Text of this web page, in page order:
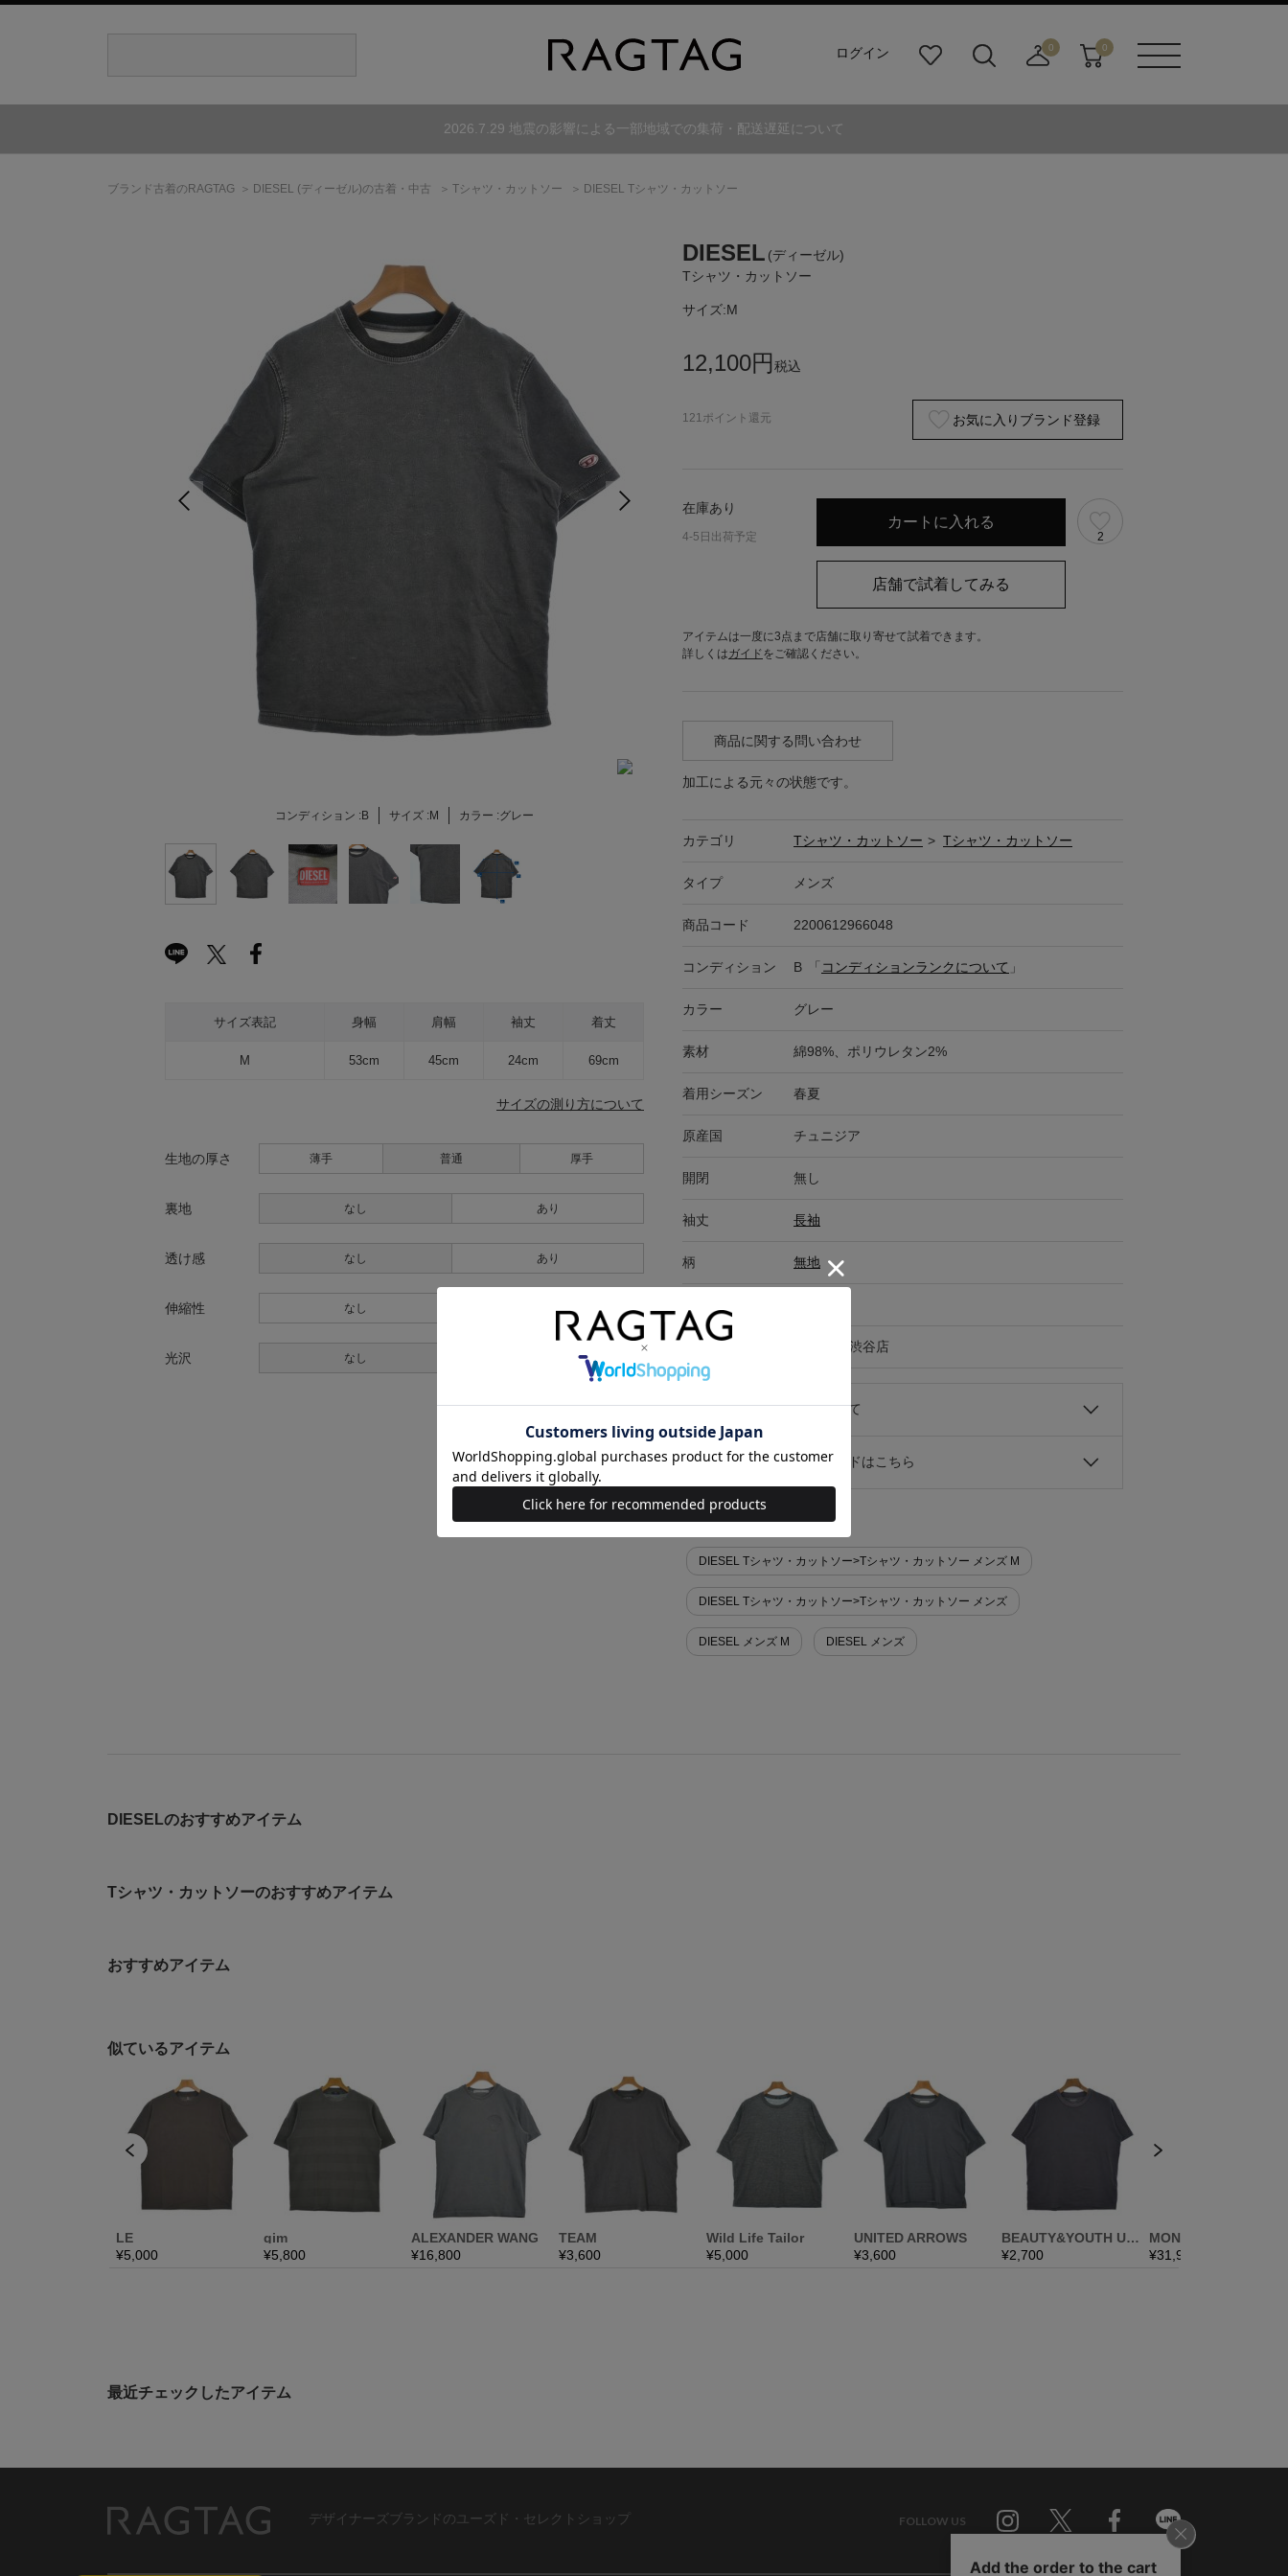
ログイン
り
ダ
0
寄
0
2026.7.29 地震の影響による一部地域での集荷・配送遅延について
ブランド古着のRAGTAG DIESEL (ディーゼル)の古着・中古 Tシャツ・カットソー DIESEL Tシャツ・カットソー
コンディション :B サイズ :M カラー :グレー
サイズ表記 身幅 肩幅 袖丈 着丈
M 53cm 45cm 24cm 69cm
サイズの測り方について
生地の厚さ 薄手 普通 厚手
裏地 なし あり
透け感 なし あり
伸縮性 なし あり
光沢 なし
DIESEL (ディーゼル)
Tシャツ・カットソー
サイズ:M
12,100円 税込
121ポイント還元 お気に入りブランド登録
在庫あり
4-5日出荷予定 2
アイテムは一度に3点まで店舗に取り寄せて試着できます。
詳しくはガイド をご確認ください。
商品に関する問い合わせ
加工による元々の状態です。
カテゴリ Tシャツ・カットソー > Tシャツ・カットソー
タイプ メンズ
商品コード 2200612966048
コンディション B 「 コンディションランクについて 」
カラー グレー
素材 綿98%、ポリウレタン2%
着用シーズン 春夏
原産国 チュニジア
開閉 無し
袖丈 長袖
柄 無地
RAGTAG渋谷店
キャンセル・返品について
お買い物時のご利用ガイドはこちら
似た条件で検索
DIESEL Tシャツ・カットソー>Tシャツ・カットソー メンズ M
DIESEL Tシャツ・カットソー>Tシャツ・カットソー メンズ
DIESEL メンズ M DIESEL メンズ
DIESELのおすすめアイテム
Tシャツ・カットソーのおすすめアイテム
おすすめアイテム
最近チェックしたアイテム
デザイナーズブランドのユーズド・セレクトショップ FOLLOW US
Line